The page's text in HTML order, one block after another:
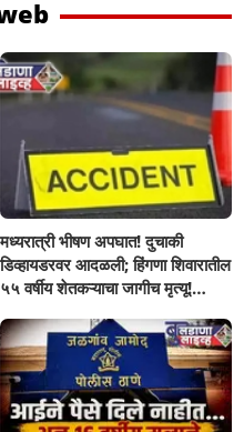
मध्यरात्री भीषण अपघात! दुचाकी
डिव्हायडरवर आदळली; हिंगणा शिवारातील
५५ वर्षीय शेतकऱ्याचा जागीच मृत्यू!
रात्री घरी परतताना घडली दुर्दैवी घटना